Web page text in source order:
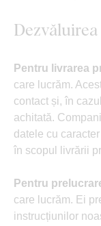
Pentru livrarea
care lucrăm.
contact și, în
achitată.
datele cu
în scopul livrării
Pentru
care lucrăm. Ei
instrucțiunilor